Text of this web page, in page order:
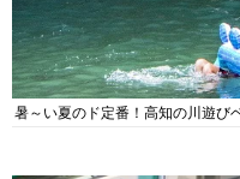
暑～い夏のド定番！高知の川遊び